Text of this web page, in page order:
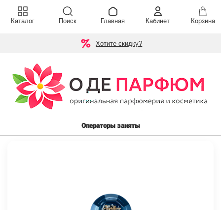
Хотите скидку?
Операторы заняты
Каталог Поиск Главная Кабинет Корзина